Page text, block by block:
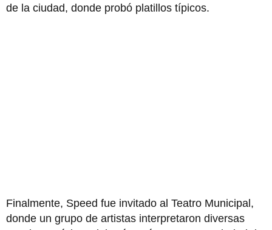
de la ciudad, donde probó platillos típicos.
Finalmente, Speed fue invitado al Teatro Municipal,
donde un grupo de artistas interpretaron diversas